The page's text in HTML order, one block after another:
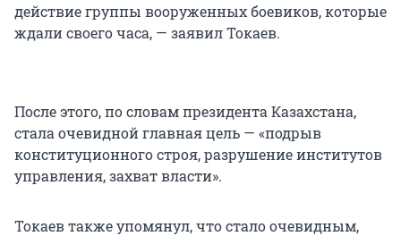
действие группы вооруженных боевиков, которые
ждали своего часа, — заявил Токаев.
После этого, по словам президента Казахстана,
стала очевидной главная цель — «подрыв
конституционного строя, разрушение институтов
управления, захват власти».
Токаев также упомянул, что стало очевидным,